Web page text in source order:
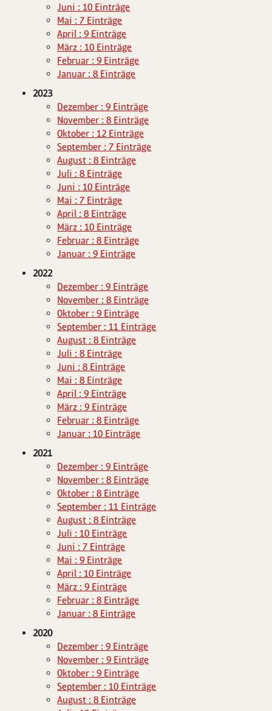
Juni : 10 Einträge
Mai : 7 Einträge
April : 9 Einträge
März : 10 Einträge
Februar : 9 Einträge
Januar : 8 Einträge
2023
Dezember : 9 Einträge
November : 8 Einträge
Oktober : 12 Einträge
September : 7 Einträge
August : 8 Einträge
Juli : 8 Einträge
Juni : 10 Einträge
Mai : 7 Einträge
April : 8 Einträge
März : 10 Einträge
Februar : 8 Einträge
Januar : 9 Einträge
2022
Dezember : 9 Einträge
November : 8 Einträge
Oktober : 9 Einträge
September : 11 Einträge
August : 8 Einträge
Juli : 8 Einträge
Juni : 8 Einträge
Mai : 8 Einträge
April : 9 Einträge
März : 9 Einträge
Februar : 8 Einträge
Januar : 10 Einträge
2021
Dezember : 9 Einträge
November : 8 Einträge
Oktober : 8 Einträge
September : 11 Einträge
August : 8 Einträge
Juli : 10 Einträge
Juni : 7 Einträge
Mai : 9 Einträge
April : 10 Einträge
März : 9 Einträge
Februar : 8 Einträge
Januar : 8 Einträge
2020
Dezember : 9 Einträge
November : 9 Einträge
Oktober : 9 Einträge
September : 10 Einträge
August : 8 Einträge